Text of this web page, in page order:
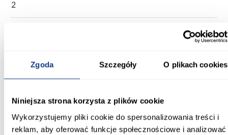
Zgoda Szczegóły O plikach cookies
Niniejsza strona korzysta z plików cookie
Wykorzystujemy pliki cookie do spersonalizowania treści i
reklam, aby oferować funkcje społecznościowe i analizować
2
Ilość sztuk w opakowaniu:
Nie
Klasa ścieralności: